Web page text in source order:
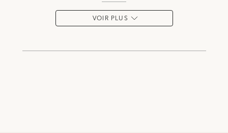
VOIR PLUS